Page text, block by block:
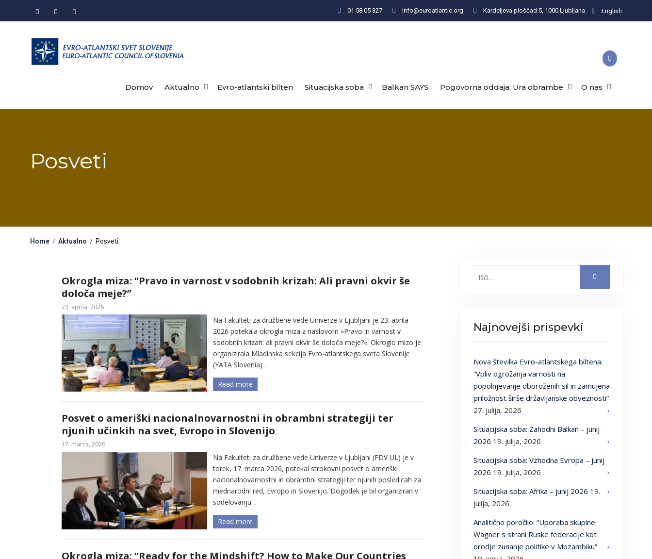
| English
01 58 05 327 info@euroatlantic.org Kardeljeva ploščad 5, 1000 Ljubljana
FacebookLinkedInInstagram
Domov Aktualno Evro-atlantski bilten Situacijska soba Balkan SAYS Pogovorna oddaja: Ura obrambe O nas
Posveti
Home Aktualno Posveti
Okrogla miza: “Pravo in varnost v sodobnih krizah: Ali pravni okvir še
določa meje?”
23. aprila, 2026
Na Fakulteti za družbene vede Univerze v Ljubljani je 23. aprila
2026 potekala okrogla miza z naslovom »Pravo in varnost v
sodobnih krizah: ali pravni okvir še določa meje?«. Okroglo mizo je
organizirala Mladinska sekcija Evro-atlantskega sveta Slovenije
(YATA Slovenia)…
Read more
Posvet o ameriški nacionalnovarnostni in obrambni strategiji ter
njunih učinkih na svet, Evropo in Slovenijo
17. marca, 2026
Na Fakulteti za družbene vede Univerze v Ljubljani (FDV UL) je v
torek, 17. marca 2026, potekal strokovni posvet o ameriški
nacionalnovarnostni in obrambni strategiji ter njunih posledicah za
mednarodni red, Evropo in Slovenijo. Dogodek je bil organiziran v
sodelovanju…
Read more
Okrogla miza: “Ready for the Mindshift? How to Make Our Countries
Najnovejši prispevki
Nova številka Evro-atlantskega biltena:
“Vpliv ogrožanja varnosti na
popolnjevanje oboroženih sil in zamujena
priložnost širše državljanske obveznosti”
27. julija, 2026
Situacijska soba: Zahodni Balkan – junij
2026 19. julija, 2026
Situacijska soba: Vzhodna Evropa – junij
2026 19. julija, 2026
Situacijska soba: Afrika – junij 2026 19.
julija, 2026
Analitično poročilo: “Uporaba skupine
Wagner s strani Ruske federacije kot
orodje zunanje politike v Mozambiku”